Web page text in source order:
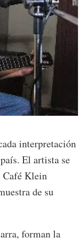
interpretación
El artista se
Café Klein
de su
forman la